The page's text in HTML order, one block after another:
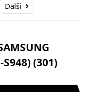
Další
S948) (301)